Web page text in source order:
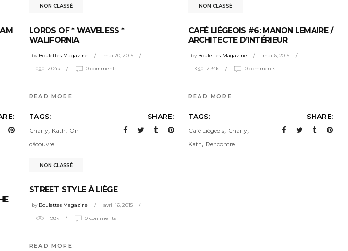
NON CLASSÉ
LORDS OF * WAVELESS *
WALIFORNIA
by Boulettes Magazine mai 20, 2015
2.04k 0 comments
READ MORE
TAGS:
Charly, Kath, On
découvre
SHARE:
NON CLASSÉ
CAFÉ LIÉGEOIS #6: MANON LEMAIRE /
ARCHITECTE D’INTÉRIEUR
by Boulettes Magazine mai 6, 2015
2.34k 0 comments
READ MORE
TAGS:
Café Liégeois, Charly,
Kath, Rencontre
SHARE:
NON CLASSÉ
STREET STYLE À LIÈGE
by Boulettes Magazine avril 16, 2015
1.98k 0 comments
READ MORE